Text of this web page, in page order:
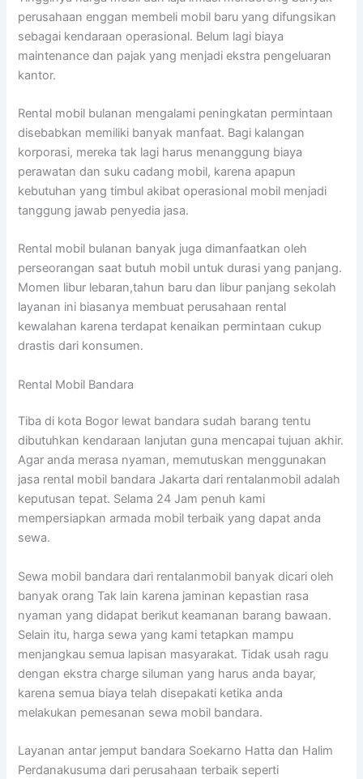
perusahaan enggan membeli mobil baru yang difungsikan
sebagai kendaraan operasional. Belum lagi biaya
maintenance dan pajak yang menjadi ekstra pengeluaran
kantor.
Rental mobil bulanan mengalami peningkatan permintaan
disebabkan memiliki banyak manfaat. Bagi kalangan
korporasi, mereka tak lagi harus menanggung biaya
perawatan dan suku cadang mobil, karena apapun
kebutuhan yang timbul akibat operasional mobil menjadi
tanggung jawab penyedia jasa.
Rental mobil bulanan banyak juga dimanfaatkan oleh
perseorangan saat butuh mobil untuk durasi yang panjang.
Momen libur lebaran,tahun baru dan libur panjang sekolah
layanan ini biasanya membuat perusahaan rental
kewalahan karena terdapat kenaikan permintaan cukup
drastis dari konsumen.
Rental Mobil Bandara
Tiba di kota Bogor lewat bandara sudah barang tentu
dibutuhkan kendaraan lanjutan guna mencapai tujuan akhir.
Agar anda merasa nyaman, memutuskan menggunakan
jasa rental mobil bandara Jakarta dari rentalanmobil adalah
keputusan tepat. Selama 24 Jam penuh kami
mempersiapkan armada mobil terbaik yang dapat anda
sewa.
Sewa mobil bandara dari rentalanmobil banyak dicari oleh
banyak orang Tak lain karena jaminan kepastian rasa
nyaman yang didapat berikut keamanan barang bawaan.
Selain itu, harga sewa yang kami tetapkan mampu
menjangkau semua lapisan masyarakat. Tidak usah ragu
dengan ekstra charge siluman yang harus anda bayar,
karena semua biaya telah disepakati ketika anda
melakukan pemesanan sewa mobil bandara.
Layanan antar jemput bandara Soekarno Hatta dan Halim
Perdanakusuma dari perusahaan terbaik seperti